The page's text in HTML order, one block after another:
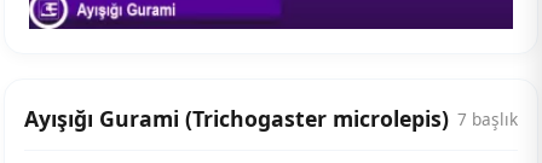
Ayışığı Gurami (Trichogaster microlepis) 7 başlık